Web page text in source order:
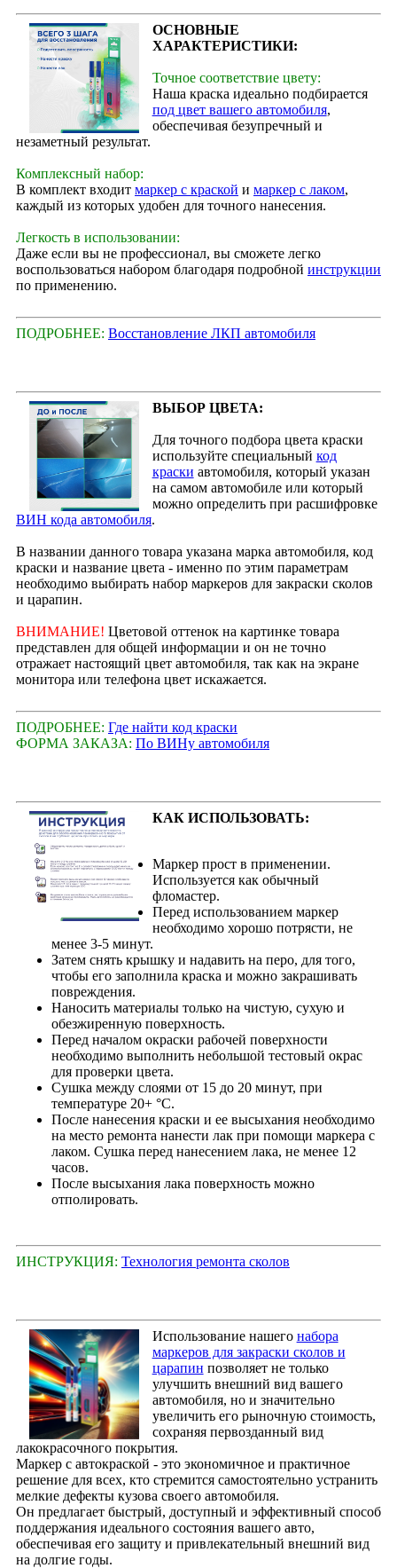
ОСНОВНЫЕ
ХАРАКТЕРИСТИКИ:
Точное соответствие цвету:
Наша краска идеально подбирается
под цвет вашего автомобиля,
обеспечивая безупречный и
незаметный результат.
Комплексный набор:
В комплект входит маркер с краской и маркер с лаком,
каждый из которых удобен для точного нанесения.
Легкость в использовании:
Даже если вы не профессионал, вы сможете легко
воспользоваться набором благодаря подробной инструкции
по применению.
ПОДРОБНЕЕ: Восстановление ЛКП автомобиля
ВЫБОР ЦВЕТА:
Для точного подбора цвета краски
используйте специальный код
краски автомобиля, который указан
на самом автомобиле или который
можно определить при расшифровке
ВИН кода автомобиля.
В названии данного товара указана марка автомобиля, код
краски и название цвета - именно по этим параметрам
необходимо выбирать набор маркеров для закраски сколов
и царапин.
ВНИМАНИЕ! Цветовой оттенок на картинке товара
представлен для общей информации и он не точно
отражает настоящий цвет автомобиля, так как на экране
монитора или телефона цвет искажается.
ПОДРОБНЕЕ: Где найти код краски
ФОРМА ЗАКАЗА: По ВИНу автомобиля
КАК ИСПОЛЬЗОВАТЬ:
Маркер прост в применении.
Используется как обычный
фломастер.
Перед использованием маркер
необходимо хорошо потрясти, не
менее 3-5 минут.
Затем снять крышку и надавить на перо, для того,
чтобы его заполнила краска и можно закрашивать
повреждения.
Наносить материалы только на чистую, сухую и
обезжиренную поверхность.
Перед началом окраски рабочей поверхности
необходимо выполнить небольшой тестовый окрас
для проверки цвета.
Сушка между слоями от 15 до 20 минут, при
температуре 20+ °С.
После нанесения краски и ее высыхания необходимо
на место ремонта нанести лак при помощи маркера с
лаком. Сушка перед нанесением лака, не менее 12
часов.
После высыхания лака поверхность можно
отполировать.
ИНСТРУКЦИЯ: Технология ремонта сколов
Использование нашего набора
маркеров для закраски сколов и
царапин позволяет не только
улучшить внешний вид вашего
автомобиля, но и значительно
увеличить его рыночную стоимость,
сохраняя первозданный вид
лакокрасочного покрытия.
Маркер с автокраской - это экономичное и практичное
решение для всех, кто стремится самостоятельно устранить
мелкие дефекты кузова своего автомобиля.
Он предлагает быстрый, доступный и эффективный способ
поддержания идеального состояния вашего авто,
обеспечивая его защиту и привлекательный внешний вид
на долгие годы.